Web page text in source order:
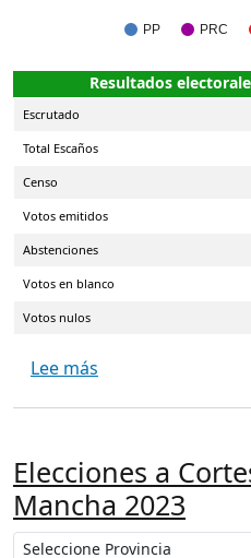
PP PRC
Resultados
Escrutado
Total Escaños
Censo
Votos emitidos
Abstenciones
Votos en blanco
Votos nulos
Lee más
Elecciones a
Mancha 2023